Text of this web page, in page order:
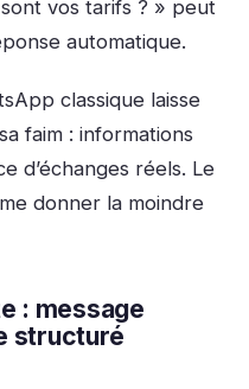
vos tarifs ? » peut
automatique.
classique laisse
faim : informations
d’échanges réels. Le
donner la moindre
: message
structuré